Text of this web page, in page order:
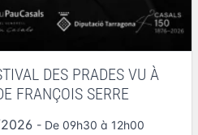
DES PRADES VU À
FRANÇOIS SERRE
- De 09h30 à 12h00